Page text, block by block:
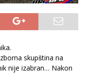
skupština na
nije izabran… Nakon